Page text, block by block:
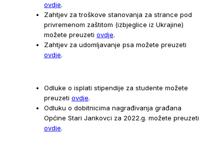
ovdje.
Zahtjev za troškove stanovanja za strance pod
privremenom zaštitom (izbjeglice iz Ukrajine)
možete preuzeti ovdje.
Zahtjev za udomljavanje psa možete preuzeti
ovdje.
Odluke o isplati stipendije za studente možete
preuzeti ovdje.
Odluku o dobitnicima nagrađivanja građana
Općine Stari Jankovci za 2022.g. možete preuzeti
ovdje.